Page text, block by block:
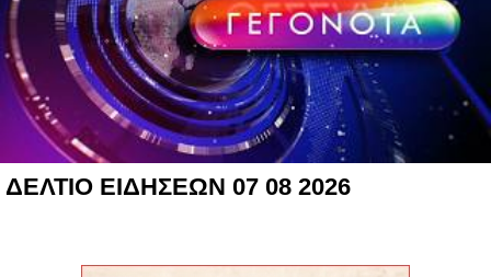
ΔΕΛΤΙΟ ΕΙΔΗΣΕΩΝ 07 08 2026